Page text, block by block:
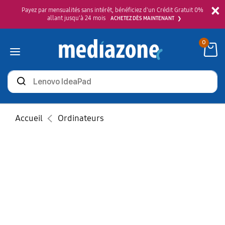
×
Payez par mensualités sans intérêt, bénéficiez d'un Crédit Gratuit 0%
allant jusqu'à 24 mois
ACHETEZ DÈS MAINTENANT
Rechercher
des
produits
0
Accueil Ordinateurs